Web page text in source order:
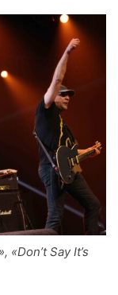
Say It’s